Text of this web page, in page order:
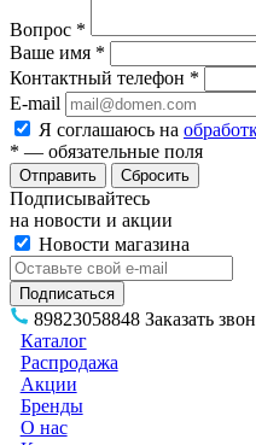
Вопрос *
Ваше имя *
Контактный телефон *
E-mail
Я соглашаюсь на
* — обязательные поля
Сбросить
Подписывайтесь
на новости и акции
Новости магазина
89823058848 Заказать
Каталог
Распродажа
Акции
Бренды
О нас